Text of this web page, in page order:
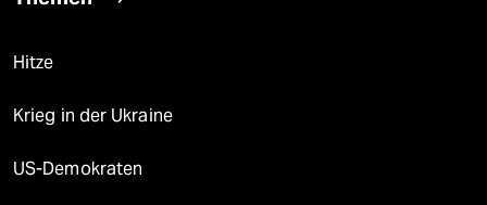
Hitze
Krieg in der Ukraine
US-Demokraten